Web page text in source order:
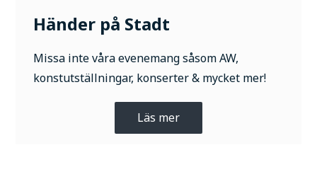
Händer på Stadt
Missa inte våra evenemang såsom AW,
konstutställningar, konserter & mycket mer!
Läs mer